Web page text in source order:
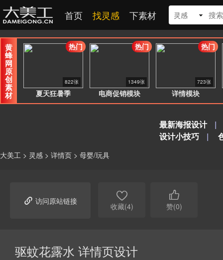
首页 找灵感 下素材 灵感
黄
蜂
网
原
创
素
材 夏天狂暑季
822张
热门
电商促销模块
1349张
热门
详情模块
723张
热门
最新海报设计
|
设计小技巧
|
大美工 > 灵感 > 详情页 > 母婴/玩具
 访问原站链接 
收藏(4)

赞(0)
驱蚊花露水 详情页设计